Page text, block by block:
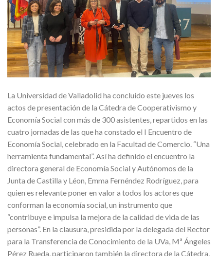
La Universidad de Valladolid ha concluido este jueves los
actos de presentación de la Cátedra de Cooperativismo y
Economía Social con más de 300 asistentes, repartidos en las
cuatro jornadas de las que ha constado el I Encuentro de
Economía Social, celebrado en la Facultad de Comercio. “Una
herramienta fundamental”. Así ha definido el encuentro la
directora general de Economía Social y Autónomos de la
Junta de Castilla y Léon, Emma Fernéndez Rodríguez, para
quien es relevante poner en valor a todos los actores que
conforman la economía social, un instrumento que
“contribuye e impulsa la mejora de la calidad de vida de las
personas”. En la clausura, presidida por la delegada del Rector
para la Transferencia de Conocimiento de la UVa, Mª Ángeles
Pérez Rueda, participaron también la directora de la Cátedra,